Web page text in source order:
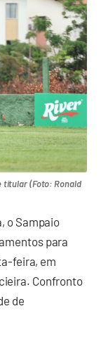
titular (Foto: Ronald
o Sampaio
para
feira, em
Confronto
de